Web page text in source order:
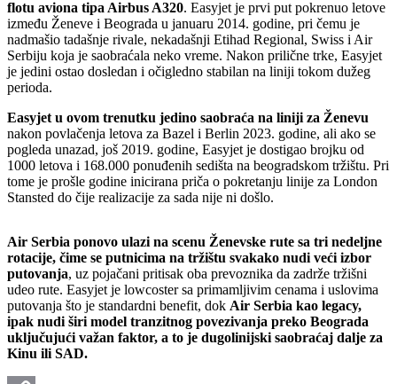
flotu aviona tipa Airbus A320. Easyjet je prvi put pokrenuo letove
između Ženeve i Beograda u januaru 2014. godine, pri čemu je
nadmašio tadašnje rivale, nekadašnji Etihad Regional, Swiss i Air
Serbiju koja je saobraćala neko vreme. Nakon prilične trke, Easyjet
je jedini ostao dosledan i očigledno stabilan na liniji tokom dužeg
perioda.
Easyjet u ovom trenutku jedino saobraća na liniji za Ženevu
nakon povlačenja letova za Bazel i Berlin 2023. godine, ali ako se
pogleda unazad, još 2019. godine, Easyjet je dostigao brojku od
1000 letova i 168.000 ponuđenih sedišta na beogradskom tržištu. Pri
tome je prošle godine inicirana priča o pokretanju linije za London
Stansted do čije realizacije za sada nije ni došlo.
Air Serbia ponovo ulazi na scenu Ženevske rute sa tri nedeljne
rotacije, čime se putnicima na tržištu svakako nudi veći izbor
putovanja, uz pojačani pritisak oba prevoznika da zadrže tržišni
udeo rute. Easyjet je lowcoster sa primamljivim cenama i uslovima
putovanja što je standardni benefit, dok Air Serbia kao legacy,
ipak nudi širi model tranzitnog povezivanja preko Beograda
uključujući važan faktor, a to je dugolinijski saobraćaj dalje za
Kinu ili SAD.